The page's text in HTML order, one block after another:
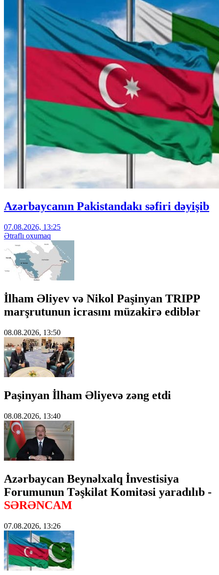
Azərbaycanın Pakistandakı səfiri dəyişib
07.08.2026, 13:25
Ətraflı oxumaq
İlham Əliyev və Nikol Paşinyan TRIPP
marşrutunun icrasını müzakirə ediblər
08.08.2026, 13:50
Paşinyan İlham Əliyevə zəng etdi
08.08.2026, 13:40
Azərbaycan Beynəlxalq İnvestisiya
Forumunun Təşkilat Komitəsi yaradılıb -
SƏRƏNCAM
07.08.2026, 13:26